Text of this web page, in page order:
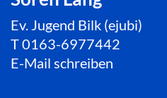
Ev. Jugend Bilk (ejubi)
T0163-6977442
E-Mail schreiben